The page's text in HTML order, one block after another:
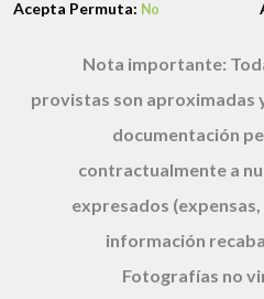
Acepta Permuta: No
Nota importante:
provistas son aproximadas
documentación
contractualmente a
expresados
información
Fotografías no